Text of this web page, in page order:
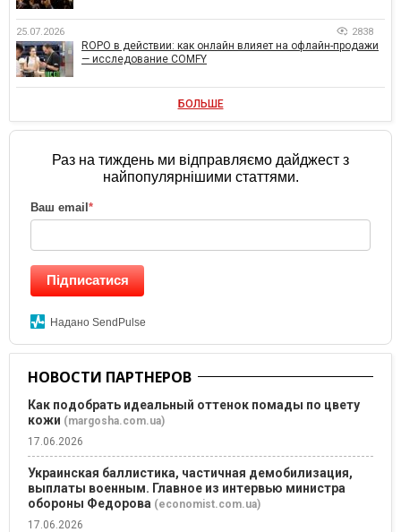
25.07.2026 2838
ROPO в действии: как онлайн влияет на офлайн-продажи
— исследование COMFY
БОЛЬШЕ
Раз на тиждень ми відправляємо дайджест з
найпопулярнішими статтями.
Ваш email*
Підписатися
Надано SendPulse
НОВОСТИ ПАРТНЕРОВ
Как подобрать идеальный оттенок помады по цвету
кожи (margosha.com.ua)
17.06.2026
Украинская баллистика, частичная демобилизация,
выплаты военным. Главное из интервью министра
обороны Федорова (economist.com.ua)
17.06.2026